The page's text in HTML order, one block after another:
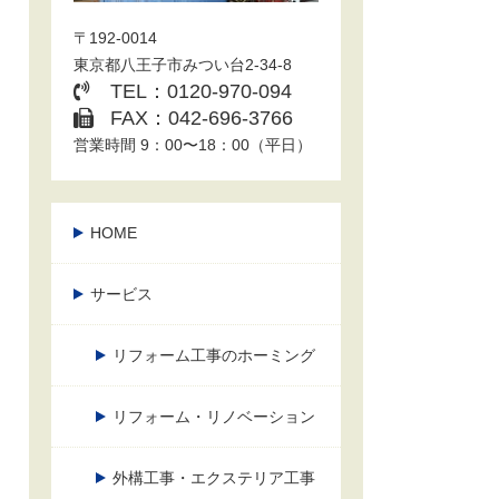
〒192-0014
東京都八王子市みつい台2-34-8
TEL：0120-970-094
FAX：042-696-3766
営業時間 9：00〜18：00（平日）
HOME
サービス
リフォーム工事のホーミング
リフォーム・リノベーション
外構工事・エクステリア工事